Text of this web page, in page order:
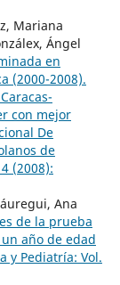
Mariana
Ángel
en
(2000-2008).
con mejor
De
de
(2008):
Ana
de la prueba
año de edad
y Pediatría: Vol.